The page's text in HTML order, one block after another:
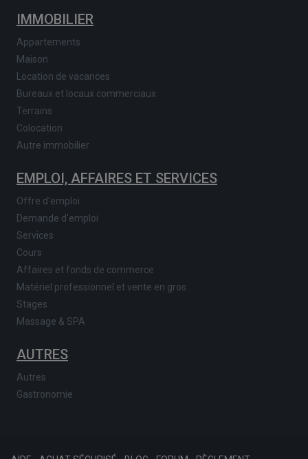
IMMOBILIER
Appartements
Maison
Location de vacances
Bureaux et locaux commerciaux
Terrains
Colocation
Autre immobilier
EMPLOI, AFFAIRES ET SERVICES
Offre d'emploi
Demande d'emploi
Services
Cours
Affaires et fonds de commerce
Matériel professionnel et vente en gros
Stages
Massage & SPA
AUTRES
Autres
Gastronomie